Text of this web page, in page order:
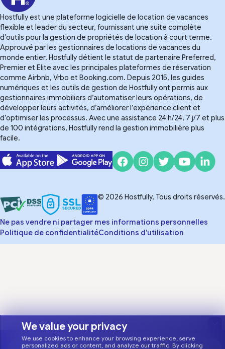
We value your privacy
We use cookies to enhance your browsing experience, serve
personalized ads or content, and analyze our traffic. By clicking
Hostfully est une plateforme logicielle de location de vacances
flexible et leader du secteur, fournissant une suite complète
d’outils pour la gestion de propriétés de location à court terme.
Approuvé par les gestionnaires de locations de vacances du
monde entier, Hostfully détient le statut de partenaire Preferred,
Premier et Elite avec les principales plateformes de réservation
comme Airbnb, Vrbo et Booking.com. Depuis 2015, les guides
numériques et les outils de gestion de Hostfully ont permis aux
gestionnaires immobiliers d’automatiser leurs opérations, de
développer leurs activités, d’améliorer l’expérience client et
d’optimiser les processus. Avec une assistance 24 h/24, 7 j/7 et plus
de 100 intégrations, Hostfully rend la gestion immobilière plus
facile.
© 2026 Hostfully, Tous droits réservés.
Ne pas vendre ni partager mes informations personnelles
Politique de confidentialitéConditions d’utilisation